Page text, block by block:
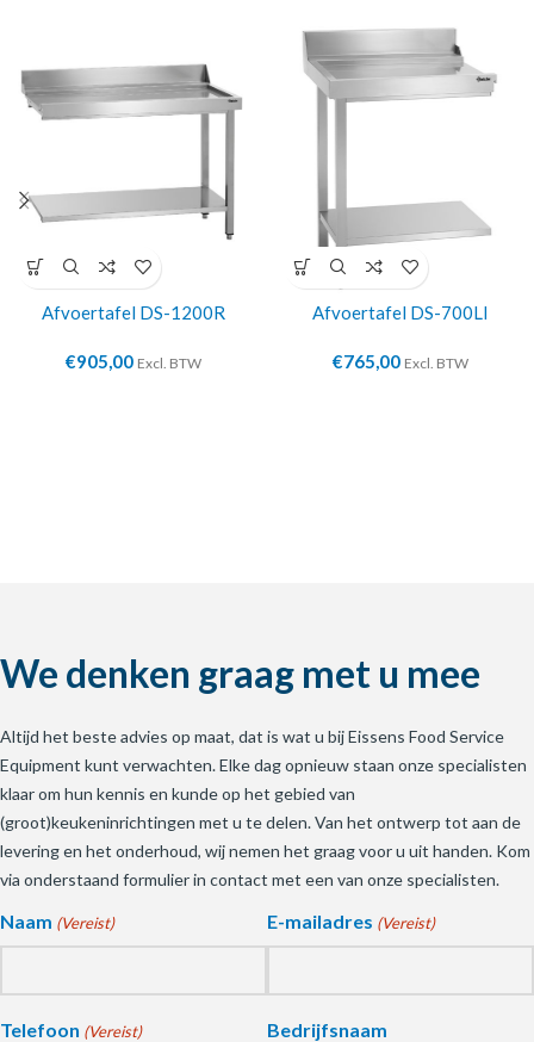
Afvoertafel DS-1200R
€905,00 Excl. BTW
Afvoertafel DS-700LI
€765,00 Excl. BTW
We denken graag met u mee
Altijd het beste advies op maat, dat is wat u bij Eissens Food Service
Equipment kunt verwachten. Elke dag opnieuw staan onze specialisten
klaar om hun kennis en kunde op het gebied van
(groot)keukeninrichtingen met u te delen. Van het ontwerp tot aan de
levering en het onderhoud, wij nemen het graag voor u uit handen. Kom
via onderstaand formulier in contact met een van onze specialisten.
Naam (Vereist) E-mailadres (Vereist)
Telefoon (Vereist) Bedrijfsnaam